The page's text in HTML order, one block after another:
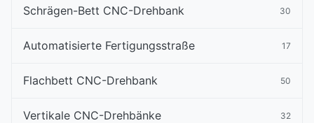
Schrägen-Bett CNC-Drehbank 30
Automatisierte Fertigungsstraße 17
Flachbett CNC-Drehbank 50
Vertikale CNC-Drehbänke 32